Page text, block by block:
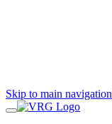
Skip to main navigation